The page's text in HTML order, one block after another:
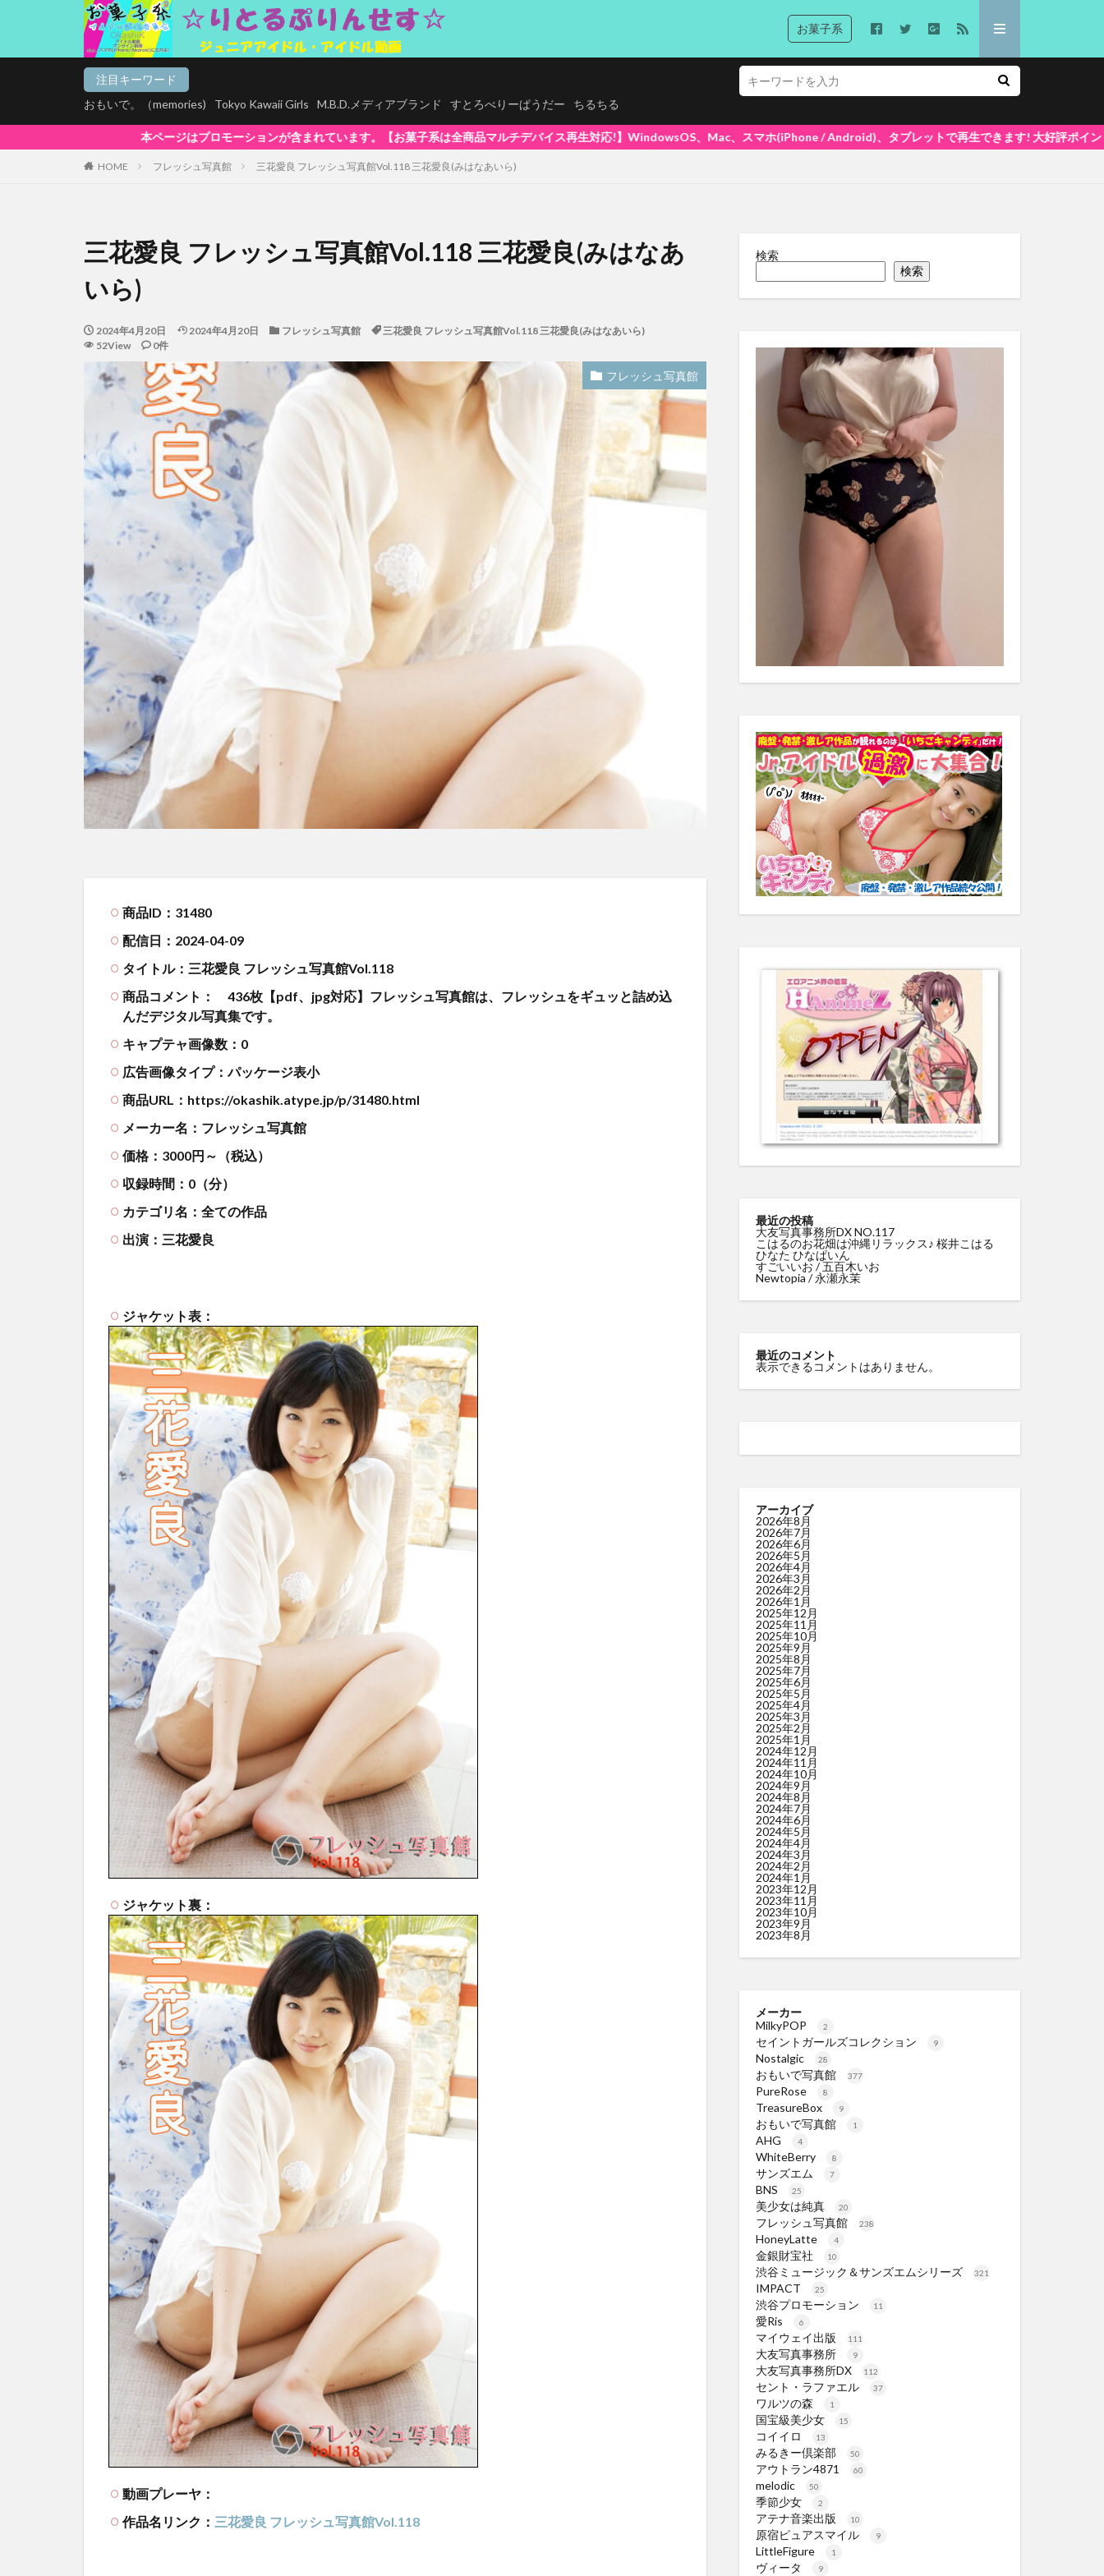
お菓子系
注目キーワード
おもいで。（memories)
Tokyo Kawaii Girls M.B.D.メディアブランド すとろべりーぱうだー ちるちる
プロモーションが含まれています。【お菓子系は全商品マルチデバイス再生対応!】WindowsOS、Mac、スマホ(iPhone / Android)、タブレットで再生できます! 大好評ポイントシステム5%還元中(1ポイント=1
HOME フレッシュ写真館 三花愛良 フレッシュ写真館Vol.118 三花愛良(みはなあいら)
三花愛良 フレッシュ写真館Vol.118 三花愛良(みはなあ
いら)
2024年4月20日 2024年4月20日 フレッシュ写真館
三花愛良 フレッシュ写真館Vol.118 三花愛良(みはなあいら)
52View
0件
フレッシュ写真館
商品ID：31480
配信日：2024-04-09
タイトル：三花愛良 フレッシュ写真館Vol.118
商品コメント：
436枚【pdf、jpg対応】フレッシュ写真館は、フレッシュをギュッと詰め込
んだデジタル写真集です。
キャプテャ画像数：0
広告画像タイプ：パッケージ表小
商品URL：https://okashik.atype.jp/p/31480.html
メーカー名：フレッシュ写真館
価格：3000円～（税込）
収録時間：0（分）
カテゴリ名：全ての作品
出演：三花愛良
ジャケット表：
ジャケット裏：
動画プレーヤ：
作品名リンク： 三花愛良 フレッシュ写真館Vol.118
検索
検索
最近の投稿
大友写真事務所DX NO.117
こはるのお花畑は沖縄リラックス♪ 桜井こはる
ひなた ひなぱいん
すごいいお / 五百木いお
Newtopia / 永瀬永茉
最近のコメント
表示できるコメントはありません。
アーカイブ
2026年8月
2026年7月
2026年6月
2026年5月
2026年4月
2026年3月
2026年2月
2026年1月
2025年12月
2025年11月
2025年10月
2025年9月
2025年8月
2025年7月
2025年6月
2025年5月
2025年4月
2025年3月
2025年2月
2025年1月
2024年12月
2024年11月
2024年10月
2024年9月
2024年8月
2024年7月
2024年6月
2024年5月
2024年4月
2024年3月
2024年2月
2024年1月
2023年12月
2023年11月
2023年10月
2023年9月
2023年8月
メーカー
MilkyPOP
2
セイントガールズコレクション 9
Nostalgic 28
おもいで写真館 377
PureRose 8
TreasureBox 9
おもいで写真館 1
AHG 4
WhiteBerry 8
サンズエム 7
BNS 25
美少女は純真 20
フレッシュ写真館 238
HoneyLatte 4
金銀財宝社 10
渋谷ミュージック＆サンズエムシリーズ 321
IMPACT 25
渋谷プロモーション 11
愛Ris 6
マイウェイ出版 111
大友写真事務所 9
大友写真事務所DX 112
セント・ラファエル 37
ワルツの森 1
国宝級美少女 15
コイイロ 13
みるきー倶楽部 50
アウトラン4871 60
melodic 50
季節少女 2
アテナ音楽出版 10
原宿ピュアスマイル 9
LittleFigure 1
ヴィータ 9